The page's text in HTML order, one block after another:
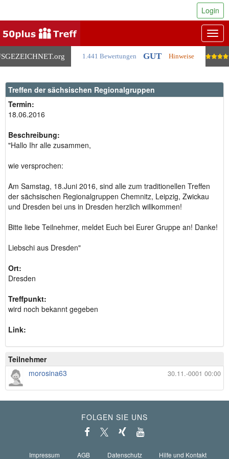
.org 1.441 Bewertungen GUT Hinweise
Login
Treffen der sächsischen Regionalgruppen
Termin:
18.06.2016
Beschreibung:
"Hallo Ihr alle zusammen,
wie versprochen:
Am Samstag, 18.Juni 2016, sind alle zum traditionellen Treffen
der sächsischen Regionalgruppen Chemnitz, Leipzig, Zwickau
und Dresden bei uns in Dresden herzlich willkommen!
Bitte liebe Teilnehmer, meldet Euch bei Eurer Gruppe an! Danke!
Liebschi aus Dresden"
Ort:
Dresden
Treffpunkt:
wird noch bekannt gegeben
Link:
Teilnehmer
30.11.-0001 00:00
morosina63
FOLGEN SIE UNS
Impressum AGB Datenschutz Hilfe und Kontakt